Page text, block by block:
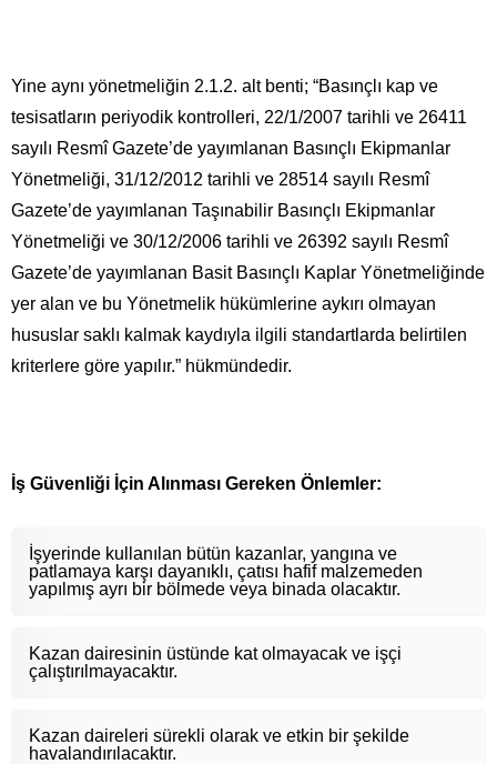
Yine aynı yönetmeliğin 2.1.2. alt benti; “Basınçlı kap ve
tesisatların periyodik kontrolleri, 22/1/2007 tarihli ve 26411
sayılı Resmî Gazete’de yayımlanan Basınçlı Ekipmanlar
Yönetmeliği, 31/12/2012 tarihli ve 28514 sayılı Resmî
Gazete’de yayımlanan Taşınabilir Basınçlı Ekipmanlar
Yönetmeliği ve 30/12/2006 tarihli ve 26392 sayılı Resmî
Gazete’de yayımlanan Basit Basınçlı Kaplar Yönetmeliğinde
yer alan ve bu Yönetmelik hükümlerine aykırı olmayan
hususlar saklı kalmak kaydıyla ilgili standartlarda belirtilen
kriterlere göre yapılır.” hükmündedir.
İş Güvenliği İçin Alınması Gereken Önlemler:
İşyerinde kullanılan bütün kazanlar, yangına ve
patlamaya karşı dayanıklı, çatısı hafif malzemeden
yapılmış ayrı bir bölmede veya binada olacaktır.
Kazan dairesinin üstünde kat olmayacak ve işçi
çalıştırılmayacaktır.
Kazan daireleri sürekli olarak ve etkin bir şekilde
havalandırılacaktır.